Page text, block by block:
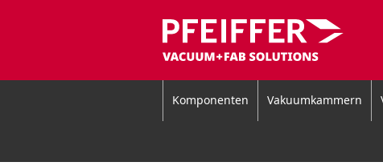
Komponenten Vakuumkammern